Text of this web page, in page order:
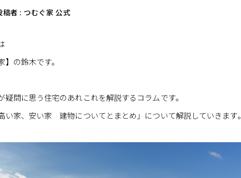
稿者 : つむぐ家 公式
】の鈴木です。
疑問に思う住宅のあれこれを解説するコラムです。
い家、安い家 建物についてとまとめ」について解説していきます。